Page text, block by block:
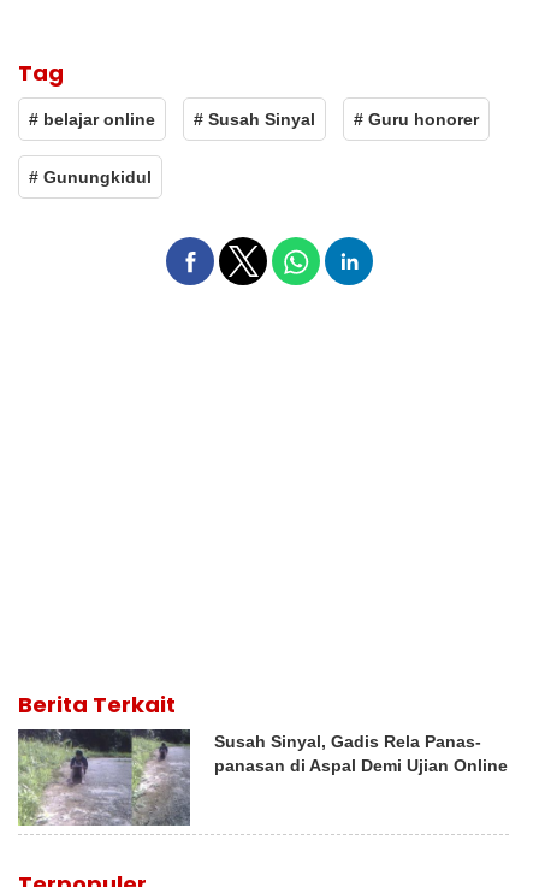
Tag
# belajar online # Susah Sinyal # Guru honorer
# Gunungkidul
Berita Terkait
Susah Sinyal, Gadis Rela Panas-
panasan di Aspal Demi Ujian Online